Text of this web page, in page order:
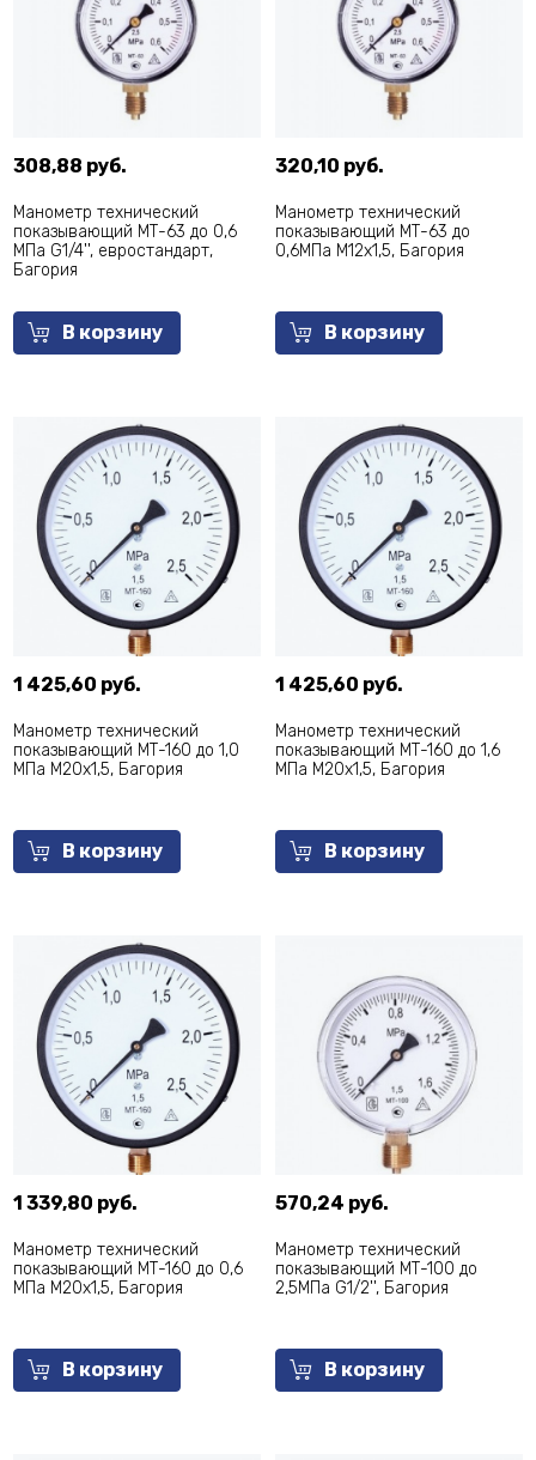
308,88 руб.
Манометр технический
показывающий МТ-63 до 0,6
МПа G1/4'', евростандарт,
Багория
В корзину
320,10 руб.
Манометр технический
показывающий МТ-63 до
0,6МПа М12х1,5, Багория
В корзину
1 425,60 руб.
Манометр технический
показывающий МТ-160 до 1,0
МПа М20х1,5, Багория
В корзину
1 425,60 руб.
Манометр технический
показывающий МТ-160 до 1,6
МПа М20х1,5, Багория
В корзину
1 339,80 руб.
Манометр технический
показывающий МТ-160 до 0,6
МПа М20х1,5, Багория
В корзину
570,24 руб.
Манометр технический
показывающий МТ-100 до
2,5МПа G1/2'', Багория
В корзину